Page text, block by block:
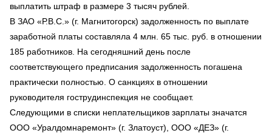
выплатить штраф в размере 3 тысяч рублей.
В ЗАО «Р.В.С.» (г. Магнитогорск) задолженность по выплате
заработной платы составляла 4 млн. 65 тыс. руб. в отношении
185 работников. На сегодняшний день после
соответствующего предписания задолженность погашена
практически полностью. О санкциях в отношении
руководителя гострудинспекция не сообщает.
Следующими в списки неплательщиков зарплаты значатся
ООО «Уралдомнаремонт» (г. Златоуст), ООО «ДЕЗ» (г.